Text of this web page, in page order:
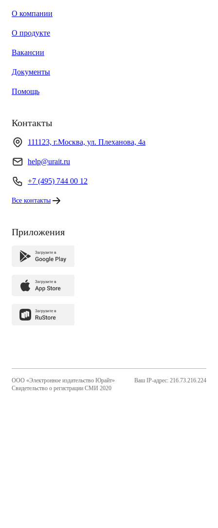
О компании
О продукте
Вакансии
Документы
Помощь
Контакты
111123, г.Москва, ул. Плеханова, 4а
help@urait.ru
+7 (495) 744 00 12
Все контакты
Приложения
ООО «Электронное издательство Юрайт»
Свидетельство о регистрации СМИ 2020
Ваш IP-адрес: 216.73.216.224